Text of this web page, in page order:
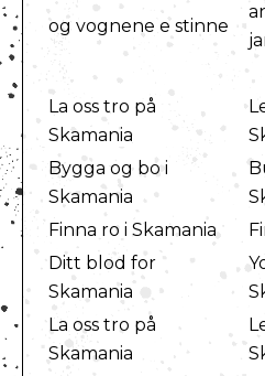
og vognene e stinne
La oss tro på
Skamania
Bygga og bo i
Skamania
Finna ro i Skamania
Ditt blod for
Skamania
La oss tro på
Skamania